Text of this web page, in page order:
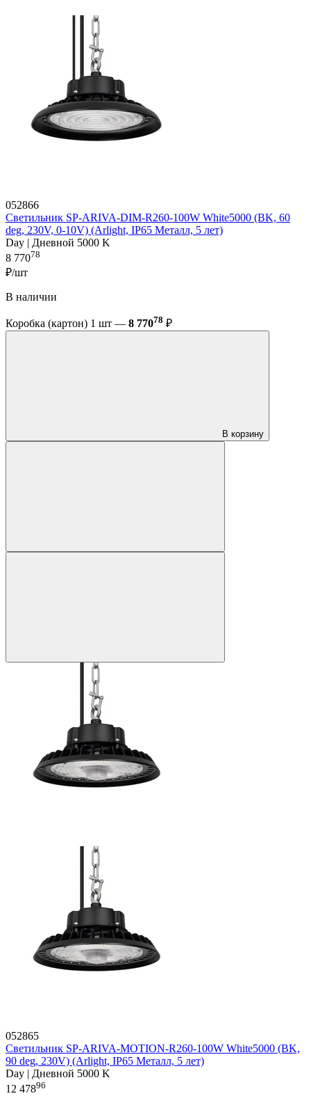
052866
Светильник SP-ARIVA-DIM-R260-100W White5000 (BK, 60
deg, 230V, 0-10V) (Arlight, IP65 Металл, 5 лет)
Day | Дневной 5000 K
8 77078
₽/шт
В наличии
Коробка (картон) 1 шт — 8 77078 ₽
В корзину
052865
Светильник SP-ARIVA-MOTION-R260-100W White5000 (BK,
90 deg, 230V) (Arlight, IP65 Металл, 5 лет)
Day | Дневной 5000 K
12 47896